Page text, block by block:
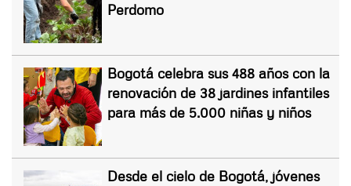
Perdomo
Bogotá celebra sus 488 años con la
renovación de 38 jardines infantiles
para más de 5.000 niñas y niños
Desde el cielo de Bogotá, jóvenes